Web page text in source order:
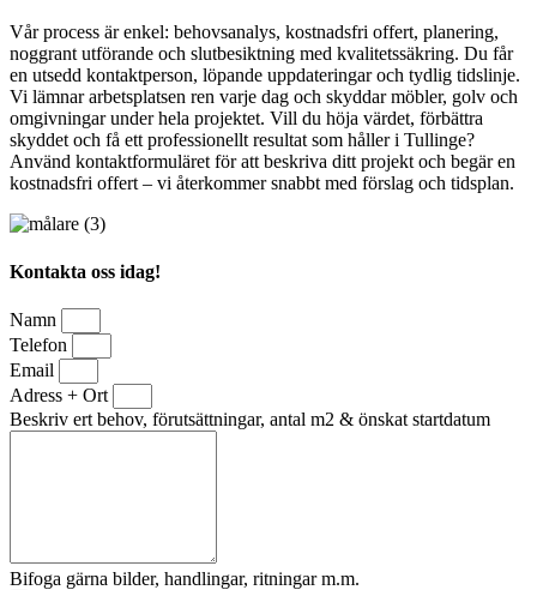
Vår process är enkel: behovsanalys, kostnadsfri offert, planering,
noggrant utförande och slutbesiktning med kvalitetssäkring. Du får
en utsedd kontaktperson, löpande uppdateringar och tydlig tidslinje.
Vi lämnar arbetsplatsen ren varje dag och skyddar möbler, golv och
omgivningar under hela projektet. Vill du höja värdet, förbättra
skyddet och få ett professionellt resultat som håller i Tullinge?
Använd kontaktformuläret för att beskriva ditt projekt och begär en
kostnadsfri offert – vi återkommer snabbt med förslag och tidsplan.
Kontakta oss idag!
Namn
Telefon
Email
Adress + Ort
Beskriv ert behov, förutsättningar, antal m2 & önskat startdatum
Bifoga gärna bilder, handlingar, ritningar m.m.